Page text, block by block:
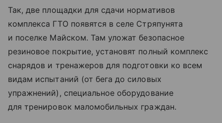
Так, две площадки для сдачи нормативов
комплекса ГТО появятся в селе Стряпунята
и поселке Майском. Там уложат безопасное
резиновое покрытие, установят полный комплекс
снарядов и тренажеров для подготовки ко всем
видам испытаний (от бега до силовых
упражнений), специальное оборудование
для тренировок маломобильных граждан.